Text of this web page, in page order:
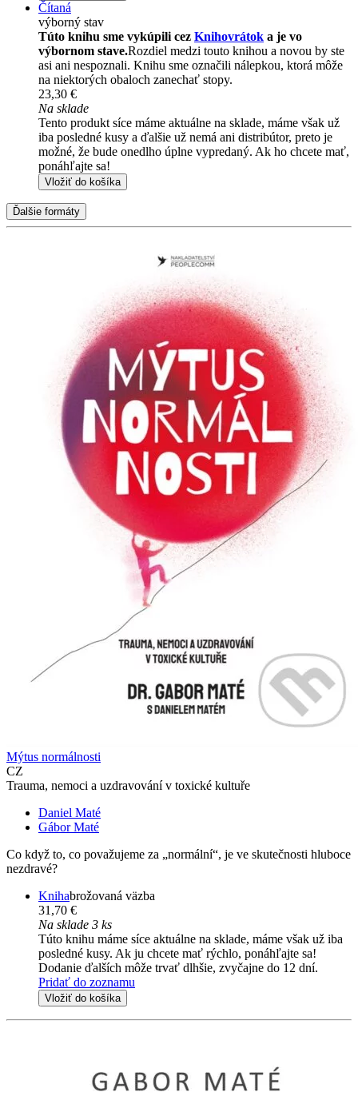
Čítaná
výborný stav
Túto knihu sme vykúpili cez Knihovrátok a je vo
výbornom stave.Rozdiel medzi touto knihou a novou by ste
asi ani nespoznali. Knihu sme označili nálepkou, ktorá môže
na niektorých obaloch zanechať stopy.
23,30 €
Na sklade
Tento produkt síce máme aktuálne na sklade, máme však už
iba posledné kusy a ďalšie už nemá ani distribútor, preto je
možné, že bude onedlho úplne vypredaný. Ak ho chcete mať,
ponáhľajte sa!
Vložiť do košíka
Ďalšie formáty
Mýtus normálnosti
CZ
Trauma, nemoci a uzdravování v toxické kultuře
Daniel Maté
Gábor Maté
Co když to, co považujeme za „normální“, je ve skutečnosti hluboce
nezdravé?
Knihabrožovaná väzba
31,70 €
Na sklade 3 ks
Túto knihu máme síce aktuálne na sklade, máme však už iba
posledné kusy. Ak ju chcete mať rýchlo, ponáhľajte sa!
Dodanie ďalších môže trvať dlhšie, zvyčajne do 12 dní.
Pridať do zoznamu
Vložiť do košíka